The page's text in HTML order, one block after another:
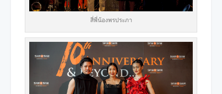
สี่พี่น้องพรประภา